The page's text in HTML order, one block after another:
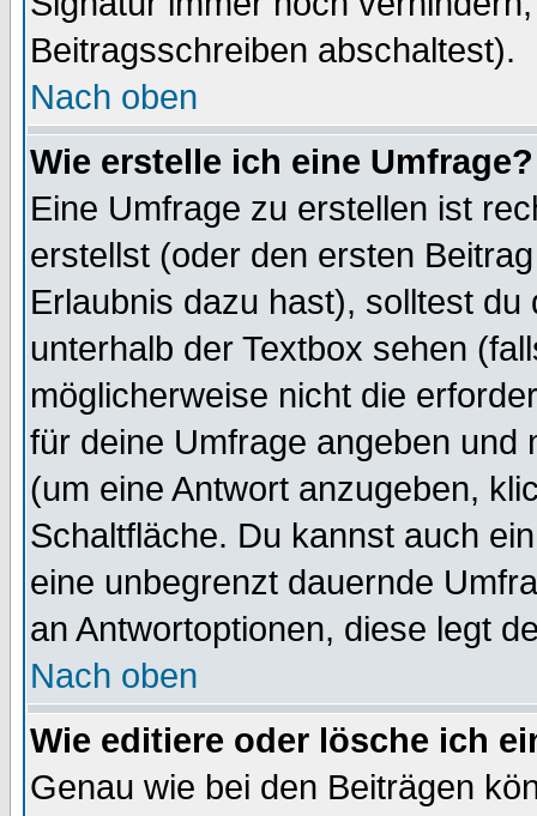
Beitragsschreiben abschaltest).
Nach oben
Wie erstelle ich eine Umfrage?
Eine Umfrage zu erstellen ist
erstellst (oder den ersten
Erlaubnis dazu hast), solltest
unterhalb der Textbox sehen
möglicherweise nicht die
für deine Umfrage angeben und
(um eine Antwort anzugeben,
Schaltfläche. Du kannst auch
eine unbegrenzt dauernde
an Antwortoptionen, diese legt
Nach oben
Wie editiere oder lösche ich
Genau wie bei den Beiträgen